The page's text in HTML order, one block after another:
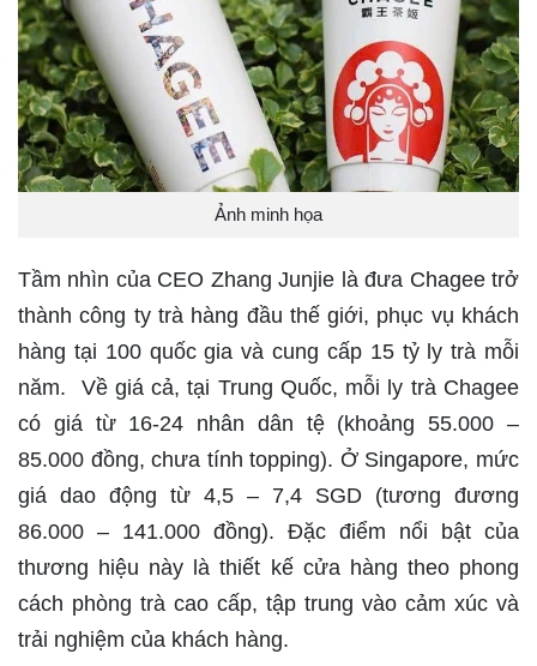
Ảnh minh họa
Tầm nhìn của CEO Zhang Junjie là đưa Chagee trở
thành công ty trà hàng đầu thế giới, phục vụ khách
hàng tại 100 quốc gia và cung cấp 15 tỷ ly trà mỗi
năm. Về giá cả, tại Trung Quốc, mỗi ly trà Chagee
có giá từ 16-24 nhân dân tệ (khoảng 55.000 –
85.000 đồng, chưa tính topping). Ở Singapore, mức
giá dao động từ 4,5 – 7,4 SGD (tương đương
86.000 – 141.000 đồng). Đặc điểm nổi bật của
thương hiệu này là thiết kế cửa hàng theo phong
cách phòng trà cao cấp, tập trung vào cảm xúc và
trải nghiệm của khách hàng.